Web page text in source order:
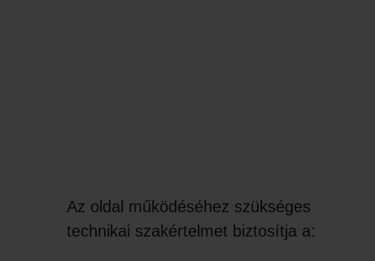
Az oldal működéséhez szükséges
technikai szakértelmet biztosítja a: